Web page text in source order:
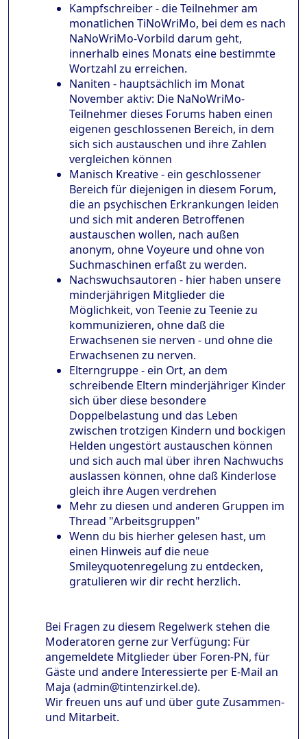
Kampfschreiber - die Teilnehmer am
monatlichen TiNoWriMo, bei dem es nach
NaNoWriMo-Vorbild darum geht,
innerhalb eines Monats eine bestimmte
Wortzahl zu erreichen.
Naniten - hauptsächlich im Monat
November aktiv: Die NaNoWriMo-
Teilnehmer dieses Forums haben einen
eigenen geschlossenen Bereich, in dem
sich sich austauschen und ihre Zahlen
vergleichen können
Manisch Kreative - ein geschlossener
Bereich für diejenigen in diesem Forum,
die an psychischen Erkrankungen leiden
und sich mit anderen Betroffenen
austauschen wollen, nach außen
anonym, ohne Voyeure und ohne von
Suchmaschinen erfaßt zu werden.
Nachswuchsautoren - hier haben unsere
minderjährigen Mitglieder die
Möglichkeit, von Teenie zu Teenie zu
kommunizieren, ohne daß die
Erwachsenen sie nerven - und ohne die
Erwachsenen zu nerven.
Elterngruppe - ein Ort, an dem
schreibende Eltern minderjähriger Kinder
sich über diese besondere
Doppelbelastung und das Leben
zwischen trotzigen Kindern und bockigen
Helden ungestört austauschen können
und sich auch mal über ihren Nachwuchs
auslassen können, ohne daß Kinderlose
gleich ihre Augen verdrehen
Mehr zu diesen und anderen Gruppen im
Thread "Arbeitsgruppen"
Wenn du bis hierher gelesen hast, um
einen Hinweis auf die neue
Smileyquotenregelung zu entdecken,
gratulieren wir dir recht herzlich.
Bei Fragen zu diesem Regelwerk stehen die
Moderatoren gerne zur Verfügung: Für
angemeldete Mitglieder über Foren-PN, für
Gäste und andere Interessierte per E-Mail an
Maja (admin@tintenzirkel.de).
Wir freuen uns auf und über gute Zusammen-
und Mitarbeit.